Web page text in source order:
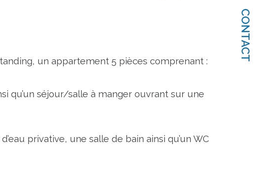
CONTACT
un appartement 5 pièces comprenant :
qu’un séjour/salle à manger ouvrant sur une
privative, une salle de bain ainsi qu’un WC